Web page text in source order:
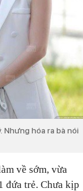
Nhưng hóa ra bà nói
về sớm, vừa
đứa trẻ. Chưa kịp